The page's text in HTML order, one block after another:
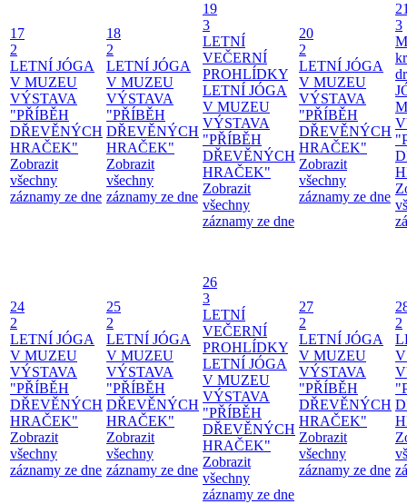
17
2
LETNÍ JÓGA
V MUZEU
VÝSTAVA
"PŘÍBĚH
DŘEVĚNÝCH
HRAČEK"
Zobrazit
všechny
záznamy ze dne
18
2
LETNÍ JÓGA
V MUZEU
VÝSTAVA
"PŘÍBĚH
DŘEVĚNÝCH
HRAČEK"
Zobrazit
všechny
záznamy ze dne
19
3
LETNÍ
VEČERNÍ
PROHLÍDKY
LETNÍ JÓGA
V MUZEU
VÝSTAVA
"PŘÍBĚH
DŘEVĚNÝCH
HRAČEK"
Zobrazit
všechny
záznamy ze dne
20
2
LETNÍ JÓGA
V MUZEU
VÝSTAVA
"PŘÍBĚH
DŘEVĚNÝCH
HRAČEK"
Zobrazit
všechny
záznamy ze dne
3
24
2
LETNÍ JÓGA
V MUZEU
VÝSTAVA
"PŘÍBĚH
DŘEVĚNÝCH
HRAČEK"
Zobrazit
všechny
záznamy ze dne
25
2
LETNÍ JÓGA
V MUZEU
VÝSTAVA
"PŘÍBĚH
DŘEVĚNÝCH
HRAČEK"
Zobrazit
všechny
záznamy ze dne
26
3
LETNÍ
VEČERNÍ
PROHLÍDKY
LETNÍ JÓGA
V MUZEU
VÝSTAVA
"PŘÍBĚH
DŘEVĚNÝCH
HRAČEK"
Zobrazit
všechny
záznamy ze dne
27
2
LETNÍ JÓGA
V MUZEU
VÝSTAVA
"PŘÍBĚH
DŘEVĚNÝCH
HRAČEK"
Zobrazit
všechny
záznamy ze dne
2